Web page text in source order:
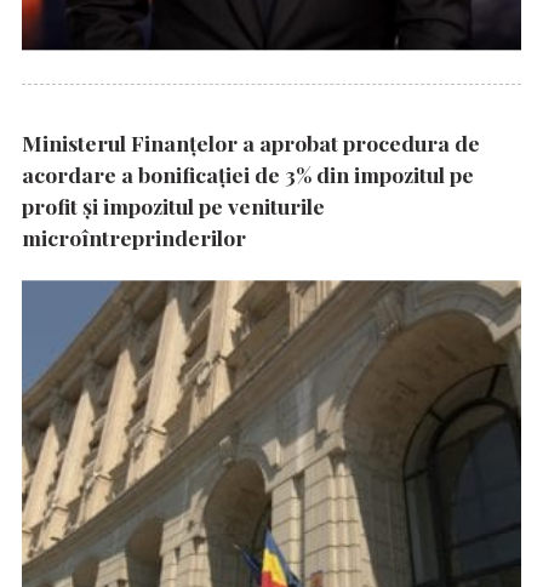
Ministerul Finanțelor a aprobat procedura de
acordare a bonificației de 3% din impozitul pe
profit și impozitul pe veniturile
microîntreprinderilor